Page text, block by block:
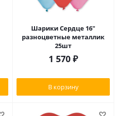
Шарики Сердце 16"
разноцветные металлик
25шт
1 570 ₽
В корзину